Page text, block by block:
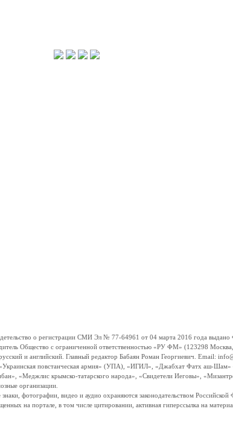
о регистрации СМИ Эл № 77-64961 от 04 марта 2016 года выдано
Общество с ограниченной ответственностью «РУ ФМ» (123298
и английский. Главный редактор Бабаян Роман Георгиевич. Email:
повстанческая армия» (УПА), «ИГИЛ», «Джабхат Фатх аш-
«Меджлис крымско-татарского народа», «Свидетели Иеговы»,
организации.
фотографии, видео и аудио охраняются законодательством
на портале, в том числе цитировании, активная гиперссылка на